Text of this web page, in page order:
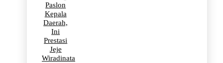
Paslon
Kepala
Daerah,
Ini
Prestasi
Jeje
Wiradinata